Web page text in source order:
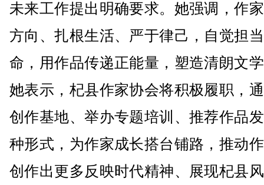
未来工作提出明确要求。她强调，作
方向、扎根生活、严于律己，自觉担
命，用作品传递正能量，塑造清朗文
她表示，杞县作家协会将积极履职，
创作基地、举办专题培训、推荐作品
种形式，为作家成长搭台铺路，推动
创作出更多反映时代精神、展现杞县